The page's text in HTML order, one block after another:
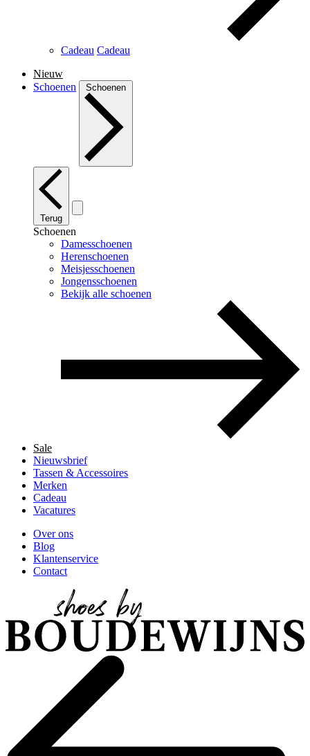
Cadeau Cadeau
Nieuw
Schoenen
Schoenen
Terug
Schoenen
Damesschoenen
Herenschoenen
Meisjesschoenen
Jongensschoenen
Bekijk alle schoenen
Sale
Nieuwsbrief
Tassen & Accessoires
Merken
Cadeau
Vacatures
Over ons
Blog
Klantenservice
Contact